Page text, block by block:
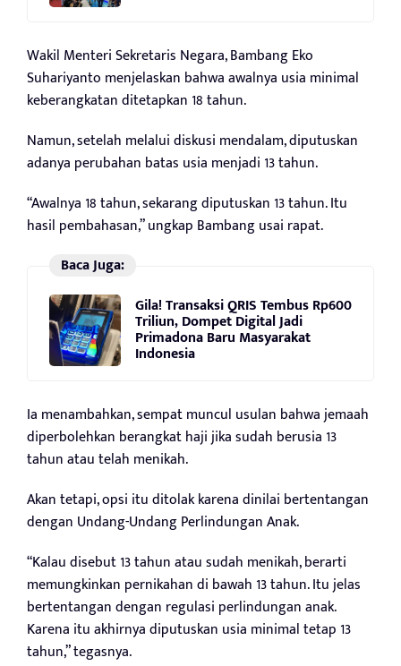
Wakil Menteri Sekretaris Negara, Bambang Eko
Suhariyanto menjelaskan bahwa awalnya usia minimal
keberangkatan ditetapkan 18 tahun.
Namun, setelah melalui diskusi mendalam, diputuskan
adanya perubahan batas usia menjadi 13 tahun.
“Awalnya 18 tahun, sekarang diputuskan 13 tahun. Itu
hasil pembahasan,” ungkap Bambang usai rapat.
Baca Juga:
Gila! Transaksi QRIS Tembus Rp600
Triliun, Dompet Digital Jadi
Primadona Baru Masyarakat
Indonesia
Ia menambahkan, sempat muncul usulan bahwa jemaah
diperbolehkan berangkat haji jika sudah berusia 13
tahun atau telah menikah.
Akan tetapi, opsi itu ditolak karena dinilai bertentangan
dengan Undang-Undang Perlindungan Anak.
“Kalau disebut 13 tahun atau sudah menikah, berarti
memungkinkan pernikahan di bawah 13 tahun. Itu jelas
bertentangan dengan regulasi perlindungan anak.
Karena itu akhirnya diputuskan usia minimal tetap 13
tahun,” tegasnya.